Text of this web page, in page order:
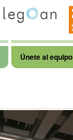
Únete al equipo